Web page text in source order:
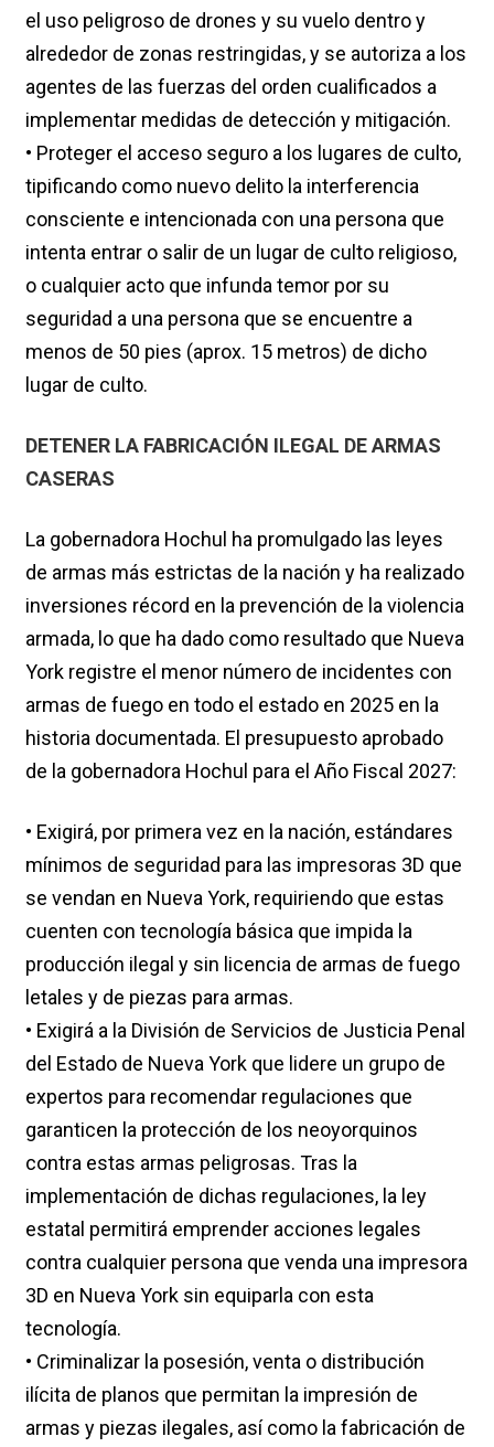
el uso peligroso de drones y su vuelo dentro y
alrededor de zonas restringidas, y se autoriza a los
agentes de las fuerzas del orden cualificados a
implementar medidas de detección y mitigación.
• Proteger el acceso seguro a los lugares de culto,
tipificando como nuevo delito la interferencia
consciente e intencionada con una persona que
intenta entrar o salir de un lugar de culto religioso,
o cualquier acto que infunda temor por su
seguridad a una persona que se encuentre a
menos de 50 pies (aprox. 15 metros) de dicho
lugar de culto.
DETENER LA FABRICACIÓN ILEGAL DE ARMAS
CASERAS
La gobernadora Hochul ha promulgado las leyes
de armas más estrictas de la nación y ha realizado
inversiones récord en la prevención de la violencia
armada, lo que ha dado como resultado que Nueva
York registre el menor número de incidentes con
armas de fuego en todo el estado en 2025 en la
historia documentada. El presupuesto aprobado
de la gobernadora Hochul para el Año Fiscal 2027:
• Exigirá, por primera vez en la nación, estándares
mínimos de seguridad para las impresoras 3D que
se vendan en Nueva York, requiriendo que estas
cuenten con tecnología básica que impida la
producción ilegal y sin licencia de armas de fuego
letales y de piezas para armas.
• Exigirá a la División de Servicios de Justicia Penal
del Estado de Nueva York que lidere un grupo de
expertos para recomendar regulaciones que
garanticen la protección de los neoyorquinos
contra estas armas peligrosas. Tras la
implementación de dichas regulaciones, la ley
estatal permitirá emprender acciones legales
contra cualquier persona que venda una impresora
3D en Nueva York sin equiparla con esta
tecnología.
• Criminalizar la posesión, venta o distribución
ilícita de planos que permitan la impresión de
armas y piezas ilegales, así como la fabricación de